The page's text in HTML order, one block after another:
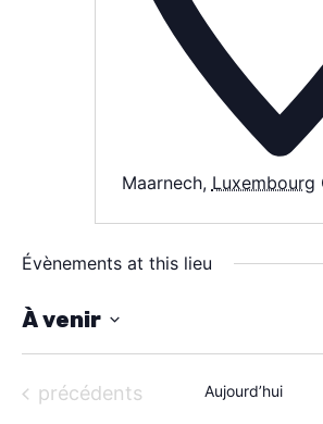
Maarnech, Luxembourg
Évènements at this lieu
À venir
S
é Évènements
précédents Aujourd’hui